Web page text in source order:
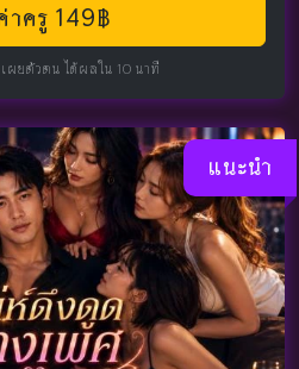
าครู 149฿
ผยตัวตน ได้ผลใน 10 นาที
แนะนำ